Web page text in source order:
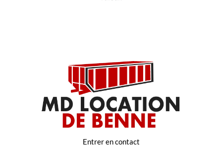
Entrer en contact